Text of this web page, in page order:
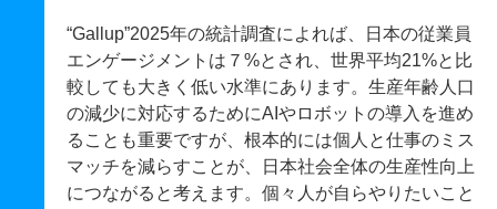
“Gallup”2025年の統計調査によれば、日本の従業員
エンゲージメントは７%とされ、世界平均21%と比
較しても大きく低い水準にあります。生産年齢人口
の減少に対応するためにAIやロボットの導入を進め
ることも重要ですが、根本的には個人と仕事のミス
マッチを減らすことが、日本社会全体の生産性向上
につながると考えます。個々人が自らやりたいこと